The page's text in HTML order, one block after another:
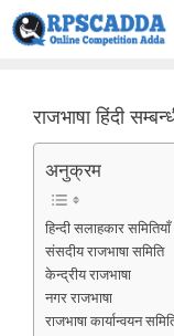
Skip
to
राजभाषा हिंदी
अनुक्रम
हिन्दी सलाहकार समितियाँ
संसदीय राजभाषा समिति
केन्द्रीय राजभाषा
नगर राजभाषा
राजभाषा कार्यान्वयन